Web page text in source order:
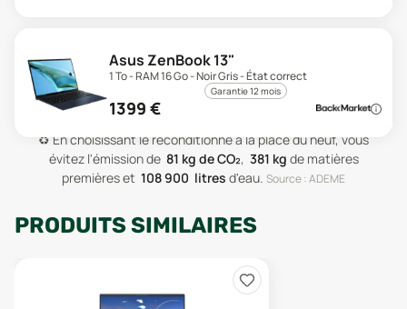
Asus ZenBook 13"
1 To - RAM 16 Go - Noir Gris - État correct
Garantie 12 mois
1399 €
♻️ En choisissant le reconditionné à la place du neuf, vous
évitez l'émission de 81 kg de CO₂, 381 kg de matières
premièreset 108 900 litres d'eau. Source : ADEME
PRODUITS SIMILAIRES